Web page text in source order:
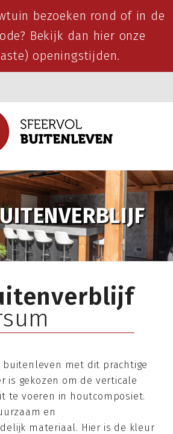
bezoeken rond of in de
Bekijk dan hier onze
openingstijden.
buitenleven met dit prachtige
is gekozen om de verticale
te voeren in houtcomposiet.
en
materiaal. Hier is de kleur